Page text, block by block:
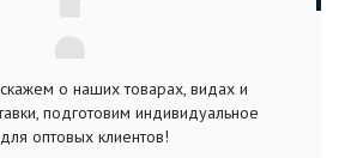
о наших товарах, видах и
подготовим индивидуальное
оптовых клиентов!